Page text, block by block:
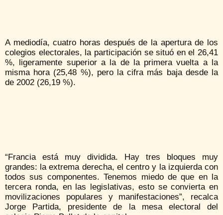
A mediodía, cuatro horas después de la apertura de los
colegios electorales, la participación se situó en el 26,41
%, ligeramente superior a la de la primera vuelta a la
misma hora (25,48 %), pero la cifra más baja desde la
de 2002 (26,19 %).
“Francia está muy dividida. Hay tres bloques muy
grandes: la extrema derecha, el centro y la izquierda con
todos sus componentes. Tenemos miedo de que en la
tercera ronda, en las legislativas, esto se convierta en
movilizaciones populares y manifestaciones”, recalca
Jorge Partida, presidente de la mesa electoral del